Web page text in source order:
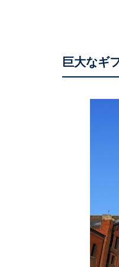
巨大なギ